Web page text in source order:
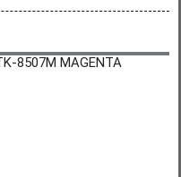
8507M MAGENTA